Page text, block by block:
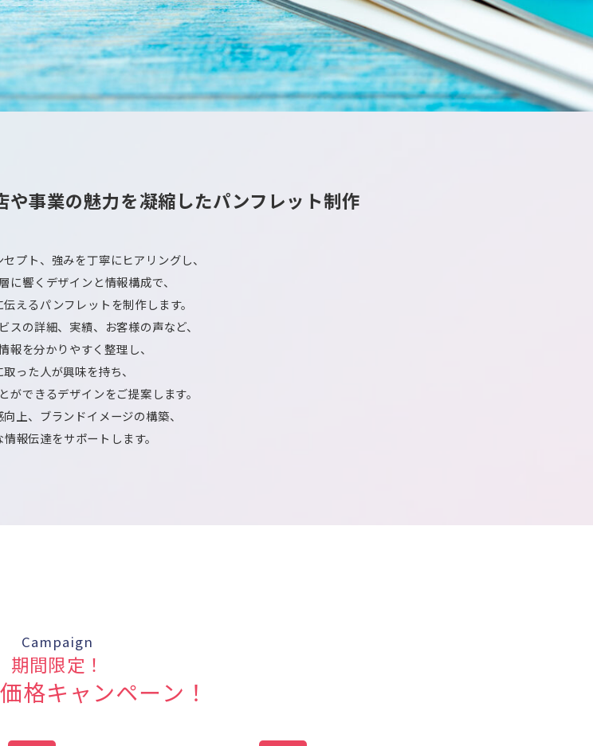
や事業の魅力を凝縮したパンフレット制作
プト、強みを丁寧にヒアリングし、
に響くデザインと情報構成で、
えるパンフレットを制作します。
スの詳細、実績、お客様の声など、
報を分かりやすく整理し、
取った人が興味を持ち、
ができるデザインをご提案します。
上、ブランドイメージの構築、
報伝達をサポートします。
Campaign
期間限定！
格キャンペーン ！